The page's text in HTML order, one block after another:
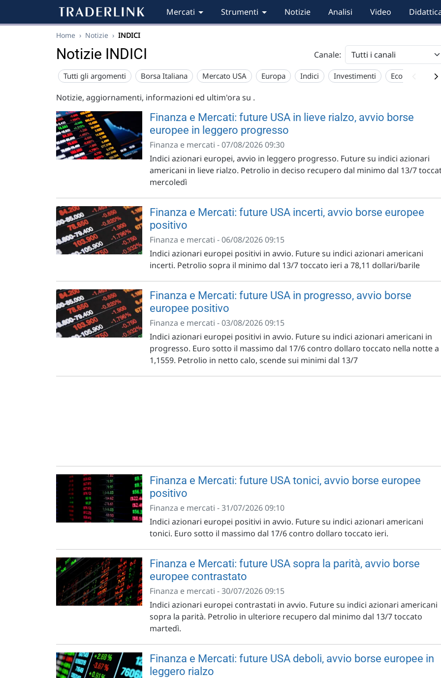
Mercati Strumenti Notizie Analisi Video
Home › Notizie › INDICI
Notizie INDICI Canale:
Tutti gli argomenti Borsa Italiana Mercato USA Europa Indici Investimenti Economia
Notizie, aggiornamenti, informazioni ed ultim'ora su .
Finanza e Mercati: future USA in lieve rialzo, avvio borse
europee in leggero progresso
Finanza e mercati - 07/08/2026 09:30
Indici azionari europei, avvio in leggero progresso. Future su indici azionari
americani in lieve rialzo. Petrolio in deciso recupero dal minimo dal 13/7
mercoledì
Finanza e Mercati: future USA incerti, avvio borse europee
positivo
Finanza e mercati - 06/08/2026 09:15
Indici azionari europei positivi in avvio. Future su indici azionari americani
incerti. Petrolio sopra il minimo dal 13/7 toccato ieri a 78,11 dollari/barile
Finanza e Mercati: future USA in progresso, avvio borse
europee positivo
Finanza e mercati - 03/08/2026 09:15
Indici azionari europei positivi in avvio. Future su indici azionari americani in
progresso. Euro sotto il massimo dal 17/6 contro dollaro toccato nella notte a
1,1559. Petrolio in netto calo, scende sui minimi dal 13/7
Finanza e Mercati: future USA tonici, avvio borse europee
positivo
Finanza e mercati - 31/07/2026 09:10
Indici azionari europei positivi in avvio. Future su indici azionari americani
tonici. Euro sotto il massimo dal 17/6 contro dollaro toccato ieri.
Finanza e Mercati: future USA sopra la parità, avvio borse
europee contrastato
Finanza e mercati - 30/07/2026 09:15
Indici azionari europei contrastati in avvio. Future su indici azionari americani
sopra la parità. Petrolio in ulteriore recupero dal minimo dal 13/7 toccato
martedì.
Finanza e Mercati: future USA deboli, avvio borse europee in
leggero rialzo